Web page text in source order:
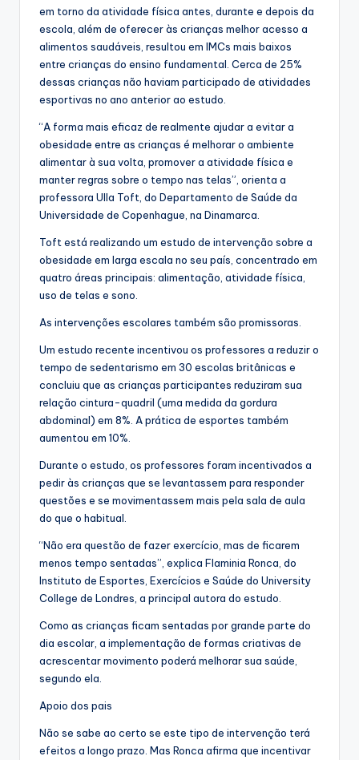
em torno da atividade física antes, durante e depois da
escola, além de oferecer às crianças melhor acesso a
alimentos saudáveis, resultou em IMCs mais baixos
entre crianças do ensino fundamental. Cerca de 25%
dessas crianças não haviam participado de atividades
esportivas no ano anterior ao estudo.
“A forma mais eficaz de realmente ajudar a evitar a
obesidade entre as crianças é melhorar o ambiente
alimentar à sua volta, promover a atividade física e
manter regras sobre o tempo nas telas”, orienta a
professora Ulla Toft, do Departamento de Saúde da
Universidade de Copenhague, na Dinamarca.
Toft está realizando um estudo de intervenção sobre a
obesidade em larga escala no seu país, concentrado em
quatro áreas principais: alimentação, atividade física,
uso de telas e sono.
As intervenções escolares também são promissoras.
Um estudo recente incentivou os professores a reduzir o
tempo de sedentarismo em 30 escolas britânicas e
concluiu que as crianças participantes reduziram sua
relação cintura-quadril (uma medida da gordura
abdominal) em 8%. A prática de esportes também
aumentou em 10%.
Durante o estudo, os professores foram incentivados a
pedir às crianças que se levantassem para responder
questões e se movimentassem mais pela sala de aula
do que o habitual.
“Não era questão de fazer exercício, mas de ficarem
menos tempo sentadas”, explica Flaminia Ronca, do
Instituto de Esportes, Exercícios e Saúde do University
College de Londres, a principal autora do estudo.
Como as crianças ficam sentadas por grande parte do
dia escolar, a implementação de formas criativas de
acrescentar movimento poderá melhorar sua saúde,
segundo ela.
Apoio dos pais
Não se sabe ao certo se este tipo de intervenção terá
efeitos a longo prazo. Mas Ronca afirma que incentivar